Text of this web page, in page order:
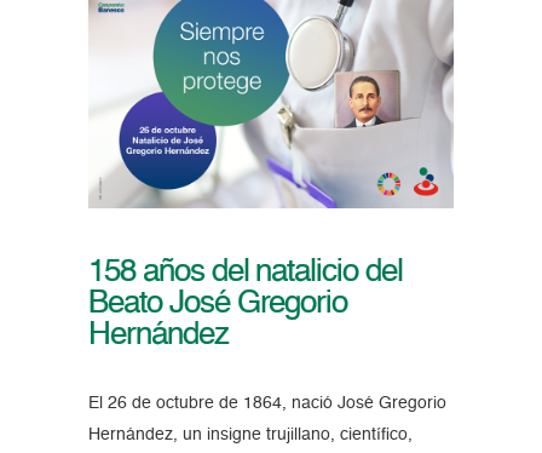
158 años del natalicio del
Beato José Gregorio
Hernández
El 26 de octubre de 1864, nació José Gregorio
Hernández, un insigne trujillano, científico,